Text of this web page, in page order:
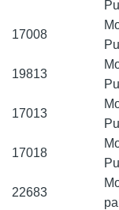
17008
19813
17013
17018
22683